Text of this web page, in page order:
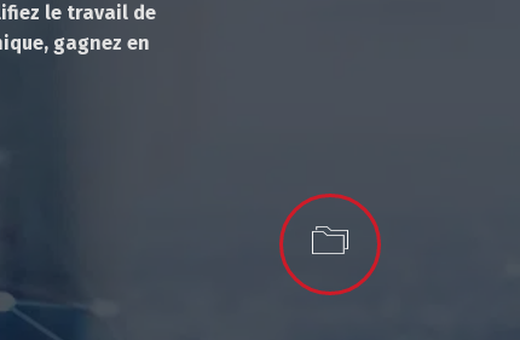
le travail de
gagnez en